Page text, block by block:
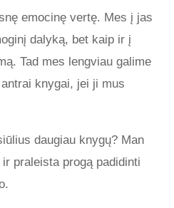
emocinę vertę. Mes į jas
dalyką, bet kaip ir į
Tad mes lengviau galime
knygai, jei ji mus
daugiau knygų? Man
praleista progą padidinti